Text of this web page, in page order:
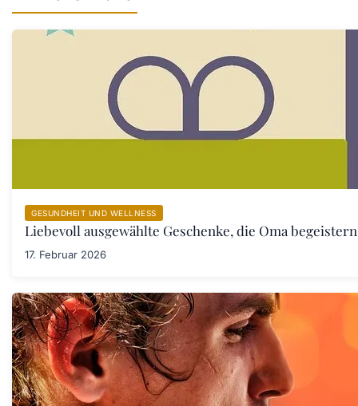
GESUNDHEIT UND WELLNESS
Liebevoll ausgewählte Geschenke, die Oma
17. Februar 2026